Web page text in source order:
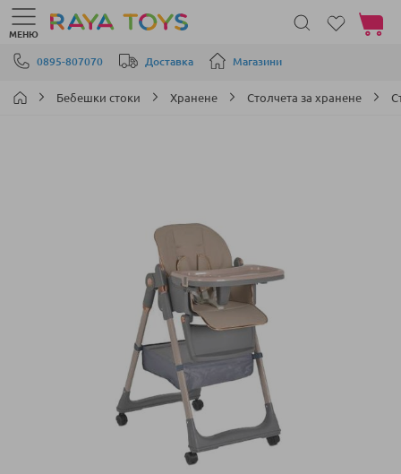
Прескачане към съдържанието
0895-807070 Доставка Магазини
МЕНЮ
Моята
Бебешки стоки Хранене Столчета за хранене